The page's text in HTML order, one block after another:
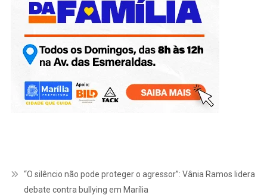
“O silêncio não pode proteger o agressor”: Vânia Ramos lidera
debate contra bullying em Marília